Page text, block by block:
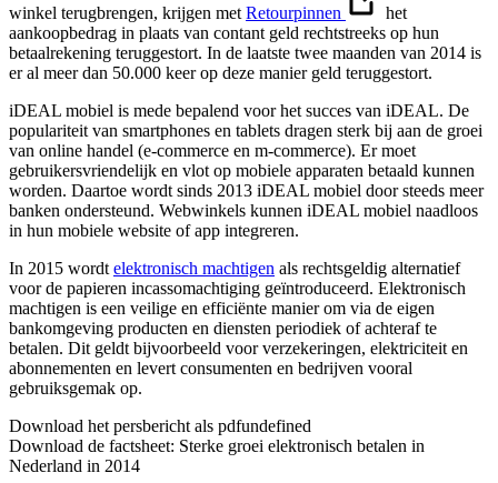
winkel terugbrengen, krijgen met Retourpinnen
het
aankoopbedrag in plaats van contant geld rechtstreeks op hun
betaalrekening teruggestort. In de laatste twee maanden van 2014 is
er al meer dan 50.000 keer op deze manier geld teruggestort.
iDEAL mobiel is mede bepalend voor het succes van iDEAL. De
populariteit van smartphones en tablets dragen sterk bij aan de groei
van online handel (e-commerce en m-commerce). Er moet
gebruikersvriendelijk en vlot op mobiele apparaten betaald kunnen
worden. Daartoe wordt sinds 2013 iDEAL mobiel door steeds meer
banken ondersteund. Webwinkels kunnen iDEAL mobiel naadloos
in hun mobiele website of app integreren.
In 2015 wordt elektronisch machtigen als rechtsgeldig alternatief
voor de papieren incassomachtiging geïntroduceerd. Elektronisch
machtigen is een veilige en efficiënte manier om via de eigen
bankomgeving producten en diensten periodiek of achteraf te
betalen. Dit geldt bijvoorbeeld voor verzekeringen, elektriciteit en
abonnementen en levert consumenten en bedrijven vooral
gebruiksgemak op.
Download het persbericht als pdfundefined
Download de factsheet: Sterke groei elektronisch betalen in
Nederland in 2014